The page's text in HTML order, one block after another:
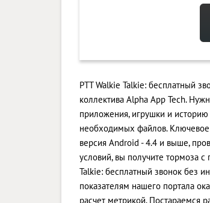
PTT Walkie Talkie: бесплатный
коллектива Alpha App Tech.
приложения, игрушки и
необходимых файлов. Ключевое
версия Android - 4.4 и выше,
условий, вы получите тормоза
Talkie: бесплатный звонок без
показателям нашего портала
расчет метрикой. Постараемся